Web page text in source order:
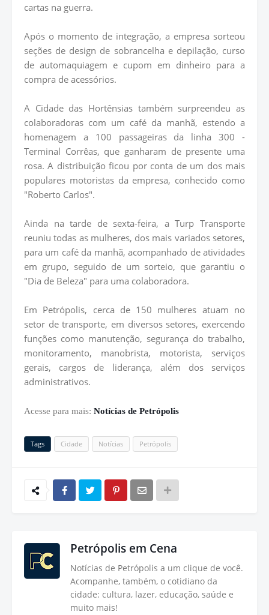
cartas na guerra.
Após o momento de integração, a empresa sorteou
seções de design de sobrancelha e depilação, curso
de automaquiagem e cupom em dinheiro para a
compra de acessórios.
A Cidade das Hortênsias também surpreendeu as
colaboradoras com um café da manhã, estendo a
homenagem a 100 passageiras da linha 300 -
Terminal Corrêas, que ganharam de presente uma
rosa. A distribuição ficou por conta de um dos mais
populares motoristas da empresa, conhecido como
"Roberto Carlos".
Ainda na tarde de sexta-feira, a Turp Transporte
reuniu todas as mulheres, dos mais variados setores,
para um café da manhã, acompanhado de atividades
em grupo, seguido de um sorteio, que garantiu o
"Dia de Beleza" para uma colaboradora.
Em Petrópolis, cerca de 150 mulheres atuam no
setor de transporte, em diversos setores, exercendo
funções como manutenção, segurança do trabalho,
monitoramento, manobrista, motorista, serviços
gerais, cargos de liderança, além dos serviços
administrativos.
Acesse para mais: Notícias de Petrópolis
Tags Cidade Notícias Petrópolis
Petrópolis em Cena
Notícias de Petrópolis a um clique de você.
Acompanhe, também, o cotidiano da
cidade: cultura, lazer, educação, saúde e
muito mais!